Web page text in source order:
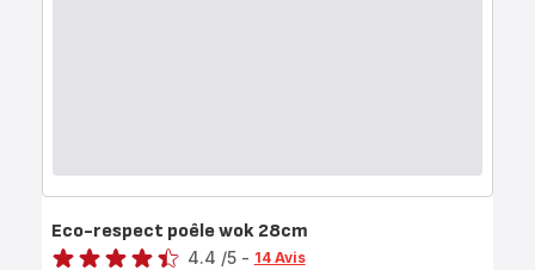
Eco-respect poêle wok 28cm
Note
4.4 /5 - 14 Avis